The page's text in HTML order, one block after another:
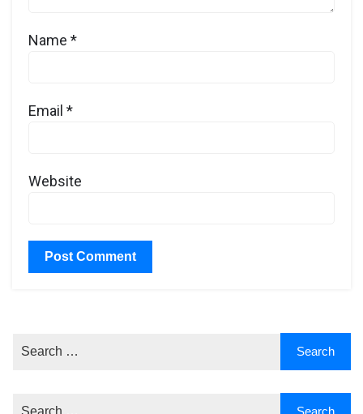
Name *
Email *
Website